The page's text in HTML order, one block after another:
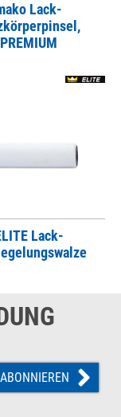
Lack-
PREMIUM
Lack-
ABONNIEREN